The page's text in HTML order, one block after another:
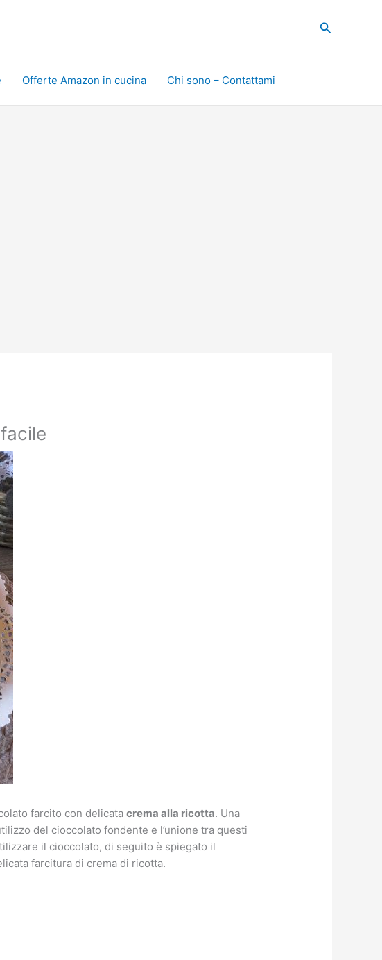
Cerca
Offerte Amazon in cucina Chi sono – Contattami
farcito con delicatacrema alla ricotta. Una
del cioccolato fondente e l’unione tra questi
il cioccolato, di seguito è spiegato il
farcitura di crema di ricotta.